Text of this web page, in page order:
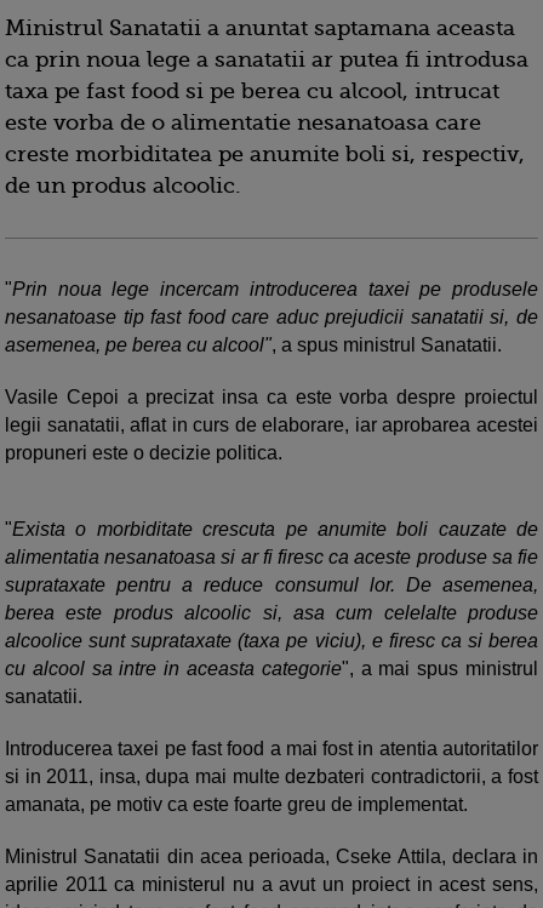
Ministrul Sanatatii a anuntat saptamana aceasta
ca prin noua lege a sanatatii ar putea fi introdusa
taxa pe fast food si pe berea cu alcool, intrucat
este vorba de o alimentatie nesanatoasa care
creste morbiditatea pe anumite boli si, respectiv,
de un produs alcoolic.
"Prin noua lege incercam introducerea taxei pe produsele
nesanatoase tip fast food care aduc prejudicii sanatatii si, de
asemenea, pe berea cu alcool", a spus ministrul Sanatatii.
Vasile Cepoi a precizat insa ca este vorba despre proiectul
legii sanatatii, aflat in curs de elaborare, iar aprobarea acestei
propuneri este o decizie politica.
"Exista o morbiditate crescuta pe anumite boli cauzate de
alimentatia nesanatoasa si ar fi firesc ca aceste produse sa fie
suprataxate pentru a reduce consumul lor. De asemenea,
berea este produs alcoolic si, asa cum celelalte produse
alcoolice sunt suprataxate (taxa pe viciu), e firesc ca si berea
cu alcool sa intre in aceasta categorie", a mai spus ministrul
sanatatii.
Introducerea taxei pe fast food a mai fost in atentia autoritatilor
si in 2011, insa, dupa mai multe dezbateri contradictorii, a fost
amanata, pe motiv ca este foarte greu de implementat.
Ministrul Sanatatii din acea perioada, Cseke Attila, declara in
aprilie 2011 ca ministerul nu a avut un proiect in acest sens,